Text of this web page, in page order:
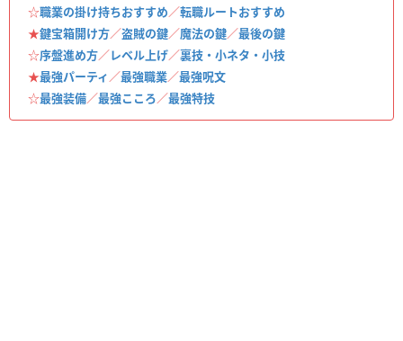
☆職業の掛け持ちおすすめ／転職ルートおすすめ
★鍵宝箱開け方／盗賊の鍵／魔法の鍵／最後の鍵
☆序盤進め方／レベル上げ／裏技・小ネタ・小技
★最強パーティ／最強職業／最強呪文
☆最強装備／最強こころ／最強特技